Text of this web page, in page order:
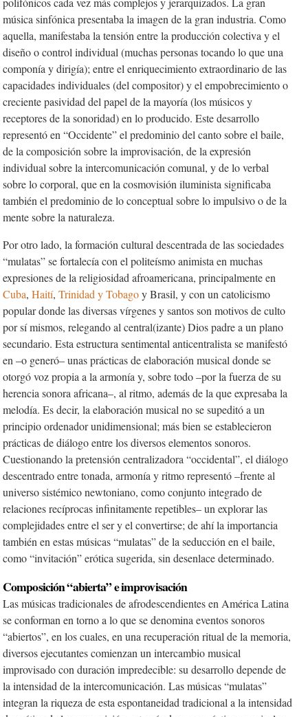
música sinfónica presentaba la imagen de la gran industria. Como
aquella, manifestaba la tensión entre la producción colectiva y el
diseño o control individual (muchas personas tocando lo que una
componía y dirigía); entre el enriquecimiento extraordinario de las
capacidades individuales (del compositor) y el empobrecimiento o
creciente pasividad del papel de la mayoría (los músicos y
receptores de la sonoridad) en lo producido. Este desarrollo
representó en “Occidente” el predominio del canto sobre el baile,
de la composición sobre la improvisación, de la expresión
individual sobre la intercomunicación comunal, y de lo verbal
sobre lo corporal, que en la cosmovisión iluminista significaba
también el predominio de lo conceptual sobre lo impulsivo o de la
mente sobre la naturaleza.
Por otro lado, la formación cultural descentrada de las sociedades
“mulatas” se fortalecía con el politeísmo animista en muchas
expresiones de la religiosidad afroamericana, principalmente en
Cuba, Haití, Trinidad y Tobagoy Brasil, y con un catolicismo
popular donde las diversas vírgenes y santos son motivos de culto
por sí mismos, relegando al central(izante) Dios padre a un plano
secundario. Esta estructura sentimental anticentralista se manifestó
en –o generó– unas prácticas de elaboración musical donde se
otorgó voz propia a la armonía y, sobre todo –por la fuerza de su
herencia sonora africana–, al ritmo, además de la que expresaba la
melodía. Es decir, la elaboración musical no se supeditó a un
principio ordenador unidimensional; más bien se establecieron
prácticas de diálogo entre los diversos elementos sonoros.
Cuestionando la pretensión centralizadora “occidental”, el diálogo
descentrado entre tonada, armonía y ritmo representó –frente al
universo sistémico newtoniano, como conjunto integrado de
relaciones recíprocas infinitamente repetibles– un explorar las
complejidades entre el ser y el convertirse; de ahí la importancia
también en estas músicas “mulatas” de la seducción en el baile,
como “invitación” erótica sugerida, sin desenlace determinado.
Composición “abierta” e improvisación
Las músicas tradicionales de afrodescendientes en América Latina
se conforman en torno a lo que se denomina eventos sonoros
“abiertos”, en los cuales, en una recuperación ritual de la memoria,
diversos ejecutantes comienzan un intercambio musical
improvisado con duración impredecible: su desarrollo depende de
la intensidad de la intercomunicación. Las músicas “mulatas”
integran la riqueza de esta espontaneidad tradicional a la intensidad